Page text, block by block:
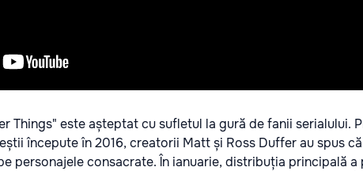
Things" este așteptat cu sufletul la gură de fanii serialului.
începute în 2016, creatorii Matt și Ross Duffer au spus
personajele consacrate. În ianuarie, distribuția principală